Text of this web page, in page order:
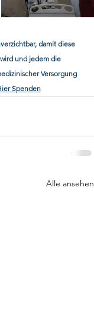
damit diese
und jedem die
Spenden
Alle ansehen